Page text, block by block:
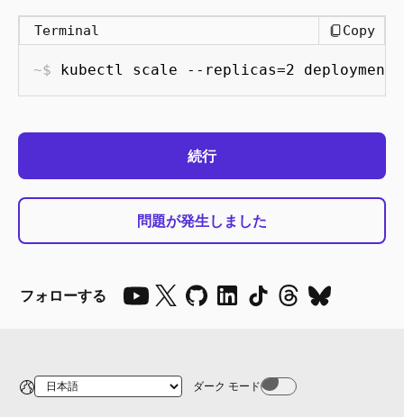
Terminal Copy
kubectl scale --replicas=2 deployment/
続行
問題が発生しました
フォローする
ダーク モード
Dark mode off